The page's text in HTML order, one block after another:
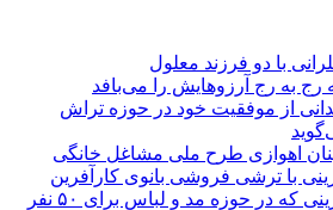
با دو فرزند معلول
رج به رج آرزوهایش را می‌بافد
از موفقیت خود در حوزه تراش
اهوازی طرح ملی مشاغل خانگی
با ترشی فروشی بانوی کارآفرین
روایت بانوی کارآفرینی که در حوزه مد و لباس برای ۵۰ نفر